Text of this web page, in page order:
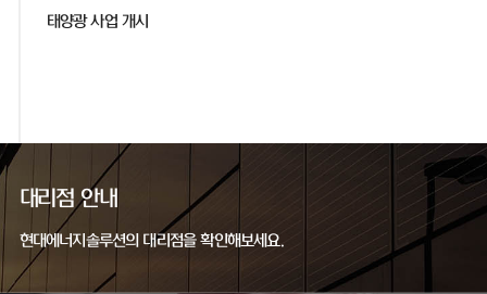
태양광 사업 개시
대리점 안내
현대에너지솔루션의 대리점을 확인해보세요.